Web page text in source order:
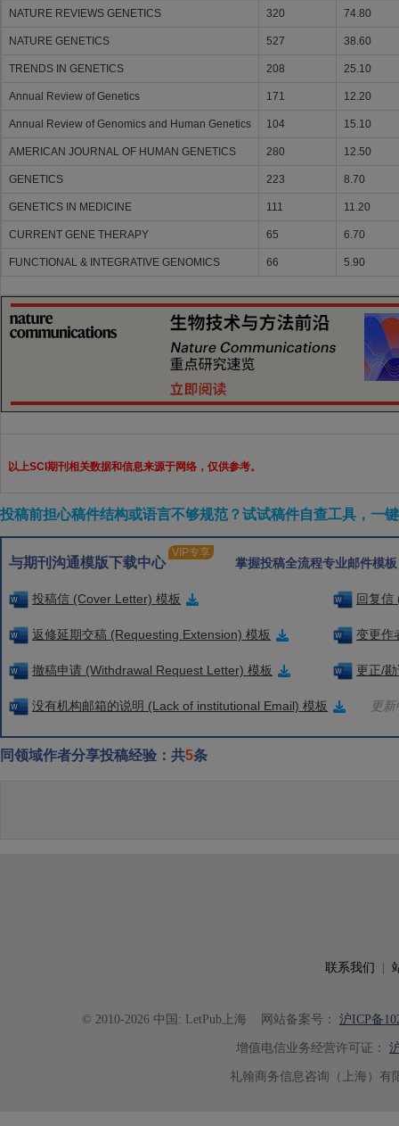
NATURE REVIEWS GENETICS 320 74.80
NATURE GENETICS 527 38.60
TRENDS IN GENETICS 208 25.10
Annual Review of Genetics 171 12.20
Annual Review of Genomics and Human Genetics 104 15.10
AMERICAN JOURNAL OF HUMAN GENETICS 280 12.50
GENETICS 223 8.70
GENETICS IN MEDICINE 111 11.20
CURRENT GENE THERAPY 65 6.70
FUNCTIONAL & INTEGRATIVE GENOMICS 66 5.90
以上SCI期刊相关数据和信息来源于网络，仅供参考。
投稿前担心稿件结构或语言不够规范？试试稿件自查工具，一
与期刊沟通模版下载中心
VIP专享
掌握投稿全流程专业邮件模
投稿信 (Cover Letter) 模板 回复信
返修延期交稿 (Requesting Extension) 模板 变更作
撤稿申请 (Withdrawal Request Letter) 模板 更正/
没有机构邮箱的说明 (Lack of institutional Email) 模板 更
同领域作者分享投稿经验：共5条
联系我们
© 2010-2026 中国: LetPub上海 网站备案号： 沪ICP备
增值电信业务经营许可证：
礼翰商务信息咨询（上海）